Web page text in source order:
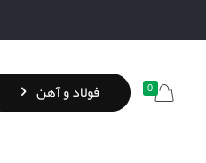
0 فولاد و آهن